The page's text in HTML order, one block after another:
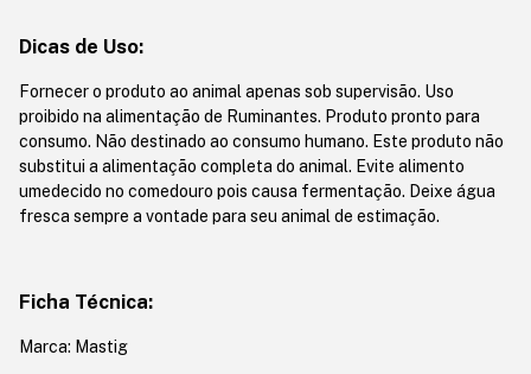
Dicas de Uso:
Fornecer o produto ao animal apenas sob supervisão. Uso
proibido na alimentação de Ruminantes. Produto pronto para
consumo. Não destinado ao consumo humano. Este produto não
substitui a alimentação completa do animal. Evite alimento
umedecido no comedouro pois causa fermentação. Deixe água
fresca sempre a vontade para seu animal de estimação.
Ficha Técnica:
Marca: Mastig